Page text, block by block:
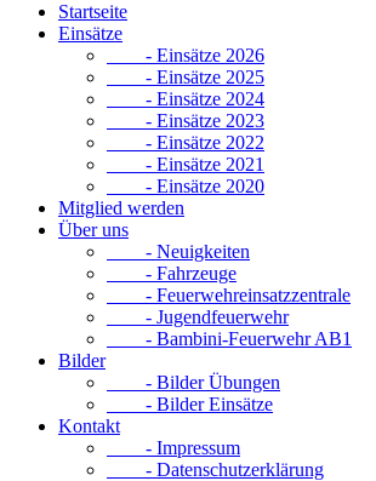
Startseite
Einsätze
- Einsätze 2026
- Einsätze 2025
- Einsätze 2024
- Einsätze 2023
- Einsätze 2022
- Einsätze 2021
- Einsätze 2020
Mitglied werden
Über uns
- Neuigkeiten
- Fahrzeuge
- Feuerwehreinsatzzentrale
- Jugendfeuerwehr
- Bambini-Feuerwehr AB1
Bilder
- Bilder Übungen
- Bilder Einsätze
Kontakt
- Impressum
- Datenschutzerklärung